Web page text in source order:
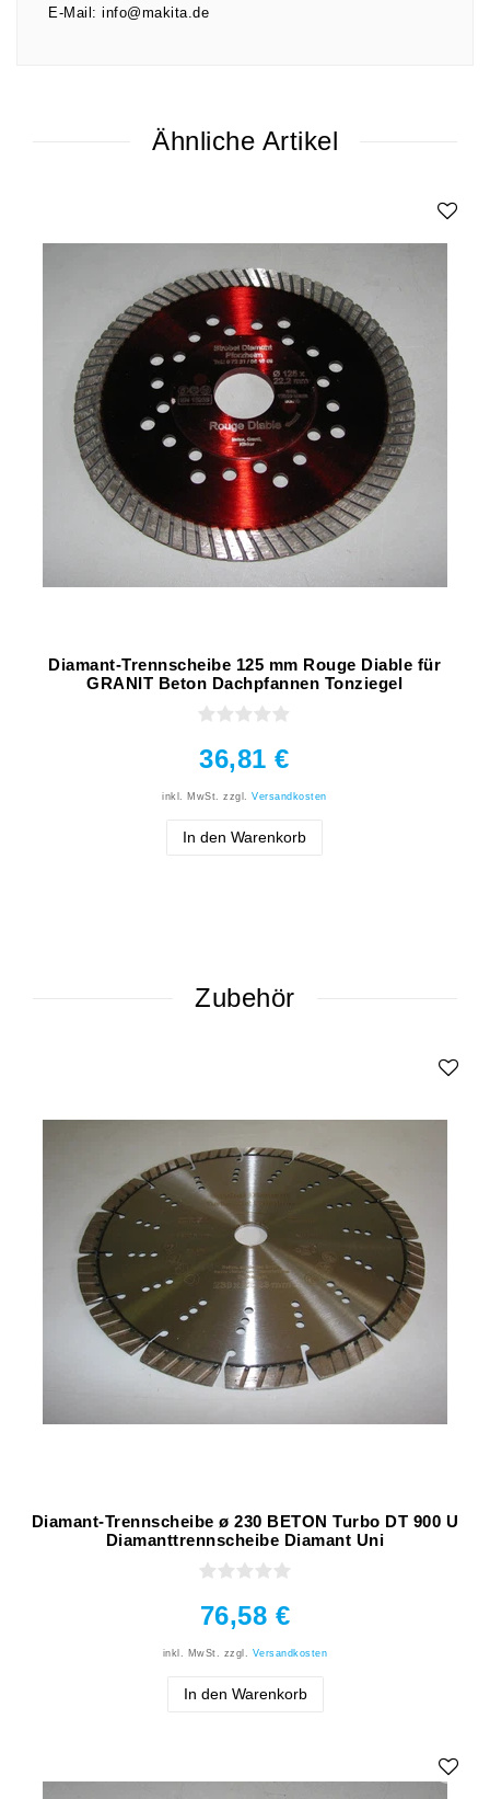
E-Mail: info@makita.de
Ähnliche Artikel
Diamant-Trennscheibe 125 mm Rouge Diable für
GRANIT Beton Dachpfannen Tonziegel
36,81 €
inkl. MwSt. zzgl.Versandkosten
In den Warenkorb
Zubehör
Diamant-Trennscheibe ø 230 BETON Turbo DT 900 U
Diamanttrennscheibe Diamant Uni
76,58 €
inkl. MwSt. zzgl. Versandkosten
In den Warenkorb